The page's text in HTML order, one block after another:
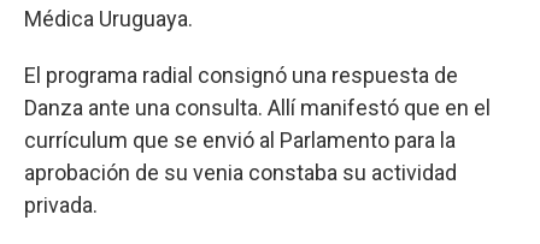
Médica Uruguaya.
El programa radial consignó una respuesta de
Danza ante una consulta. Allí manifestó que en el
currículum que se envió al Parlamento para la
aprobación de su venia constaba su actividad
privada.